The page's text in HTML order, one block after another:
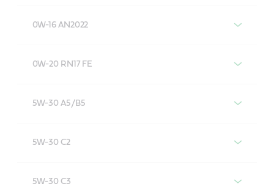
0W-16 AN2022
0W-20 RN17 FE
5W-30 A5/B5
5W-30 C2
5W-30 C3